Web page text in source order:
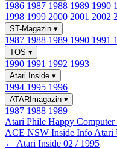
1986 1987 1988 1989 1990
1998 1999 2000 2001 2002
ST-Magazin ▾
1987 1988 1989 1990 1991
TOS ▾
1990 1991 1992 1993
Atari Inside ▾
1994 1995 1996
ATARImagazin ▾
1987 1988 1989
Atari Phile Happy Computer
ACE NSW Inside Info Atari
← Atari Inside 02 / 1995